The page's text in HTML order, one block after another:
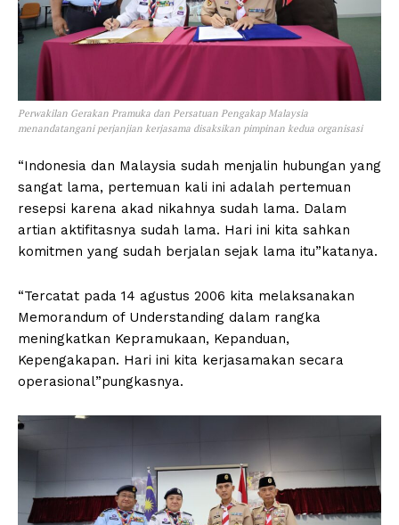
Perwakilan Gerakan Pramuka dan Persatuan Pengakap Malaysia
menandatangani perjanjian kerjasama disaksikan pimpinan kedua organisasi
“Indonesia dan Malaysia sudah menjalin hubungan yang
sangat lama, pertemuan kali ini adalah pertemuan
resepsi karena akad nikahnya sudah lama. Dalam
artian aktifitasnya sudah lama. Hari ini kita sahkan
komitmen yang sudah berjalan sejak lama itu”katanya.
“Tercatat pada 14 agustus 2006 kita melaksanakan
Memorandum of Understanding dalam rangka
meningkatkan Kepramukaan, Kepanduan,
Kepengakapan. Hari ini kita kerjasamakan secara
operasional”pungkasnya.